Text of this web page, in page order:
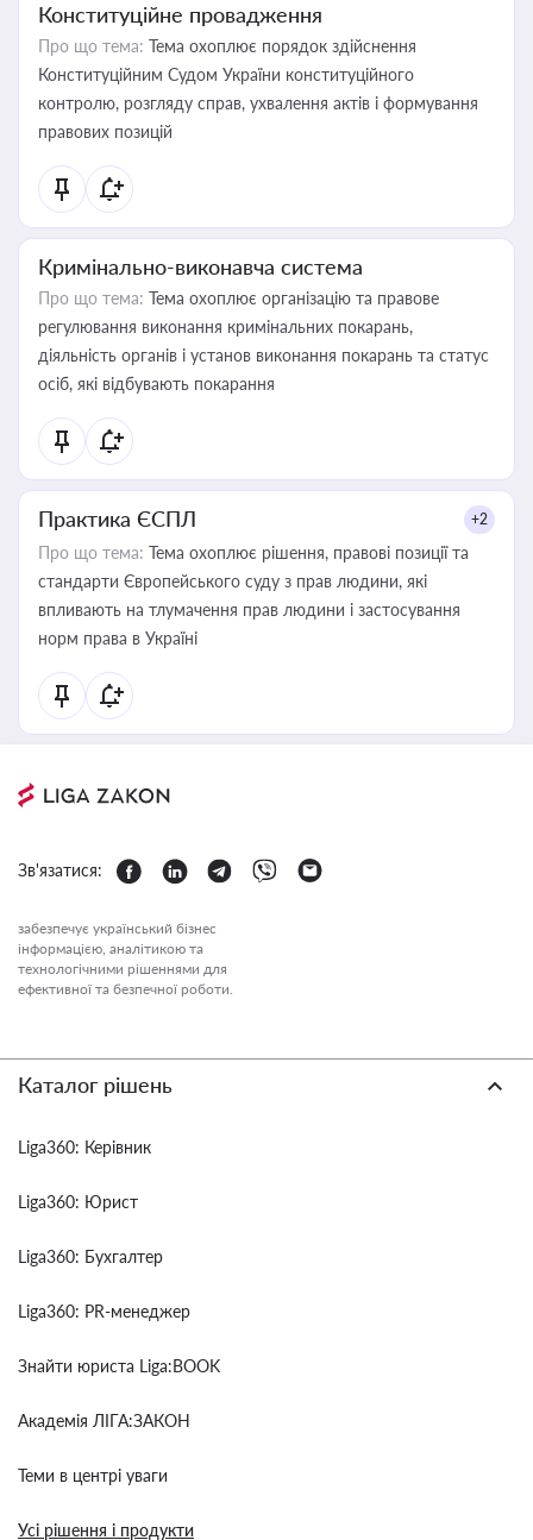
Конституційне провадження
Про що тема: Тема охоплює порядок здійснення
Конституційним Судом України конституційного
контролю, розгляду справ, ухвалення актів і формування
правових позицій
Кримінально-виконавча система
Про що тема: Тема охоплює організацію та правове
регулювання виконання кримінальних покарань,
діяльність органів і установ виконання покарань та статус
осіб, які відбувають покарання
Практика ЄСПЛ +2
Про що тема: Тема охоплює рішення, правові позиції та
стандарти Європейського суду з прав людини, які
впливають на тлумачення прав людини і застосування
норм права в Україні
Зв'язатися:
забезпечує український бізнес
інформацією, аналітикою та
технологічними рішеннями для
ефективної та безпечної роботи.
Каталог рішень
Liga360: Керівник
Liga360: Юрист
Liga360: Бухгалтер
Liga360: PR-менеджер
Знайти юриста Liga:BOOK
Академія ЛІГА:ЗАКОН
Теми в центрі уваги
Усі рішення і продукти